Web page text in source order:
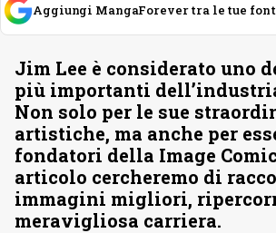
Aggiungi MangaForever tra le tue
Jim Lee è considerato uno
più importanti
Non solo per le sue
artistiche, ma anche per
fondatori della Image
articolo cercheremo di
immagini migliori,
meravigliosa carriera.